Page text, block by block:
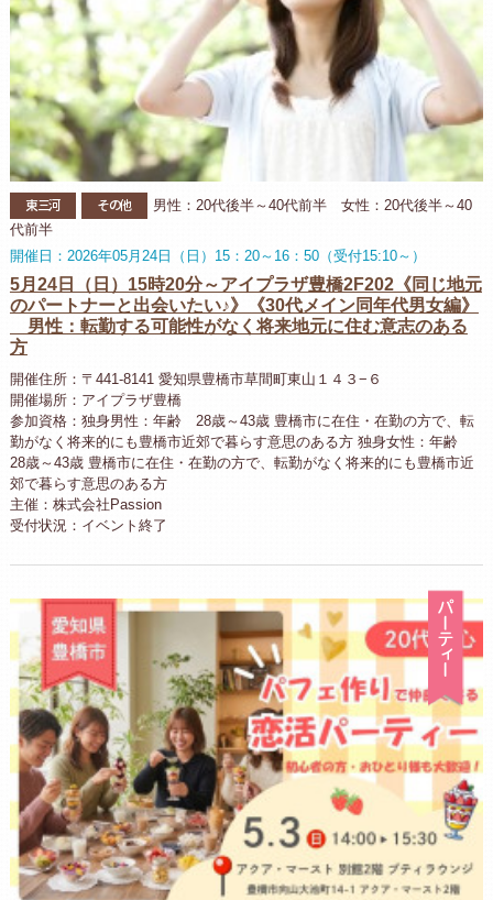
東三河 その他
男性：20代後半～40代前半 女性：20代後半～40
代前半
開催日：2026年05月24日（日）15：20～16：50（受付15:10～）
5月24日（日）15時20分～アイプラザ豊橋2F202《同じ地元
のパートナーと出会いたい♪》《30代メイン同年代男女編》
男性：転勤する可能性がなく将来地元に住む意志のある
方
開催住所：〒441-8141 愛知県豊橋市草間町東山１４３−６
開催場所：アイプラザ豊橋
参加資格：独身男性：年齢 28歳～43歳 豊橋市に在住・在勤の方で、転
勤がなく将来的にも豊橋市近郊で暮らす意思のある方 独身女性：年齢
28歳～43歳 豊橋市に在住・在勤の方で、転勤がなく将来的にも豊橋市近
郊で暮らす意思のある方
主催：株式会社Passion
受付状況：イベント終了
パ